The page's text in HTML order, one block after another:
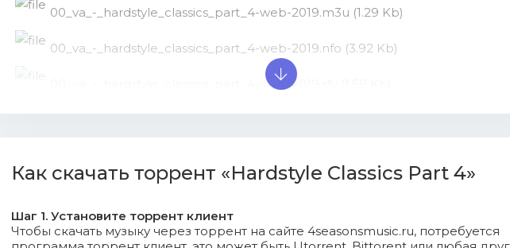
00_va_-_hardstyle_classics_part_4-web-2019.m3u (1.29 Kb)
00_va_-_hardstyle_classics_part_4-web-2019.nfo (3.92 Kb)
00_va_-_hardstyle_classics_part_4-web-2019.sfv (1.58 Kb)
02_noisecontrollers_-_unite_(defqon.1_anthem_2011).mp3 (15.66 Mb)
03_deepack_and_luna_-_stomper.mp3 (14.87 Mb)
Как скачать торрент «Hardstyle Classics Part 4»
Шаг 1. Установите торрент клиент
Чтобы скачать музыку через торрент на сайте 4seasonsmusic.ru, потребуется